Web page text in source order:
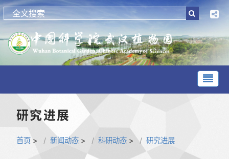
研究进展
首页 > 新闻动态 > 科研动态 > 研究进展